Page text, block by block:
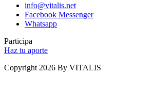
info@vitalis.net
Facebook Messenger
Whatsapp
Participa
Haz tu aporte
Copyright 2026 By VITALIS